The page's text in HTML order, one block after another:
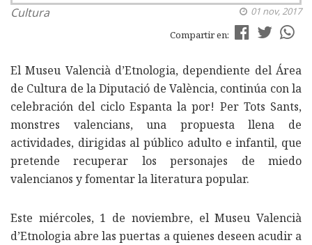
Cultura
01 nov, 2017
Compartir en:
El Museu Valencià d’Etnologia, dependiente del Área
de Cultura de la Diputació de València, continúa con la
celebración del ciclo Espanta la por! Per Tots Sants,
monstres valencians, una propuesta llena de
actividades, dirigidas al público adulto e infantil, que
pretende recuperar los personajes de miedo
valencianos y fomentar la literatura popular.
Este miércoles, 1 de noviembre, el Museu Valencià
d’Etnologia abre las puertas a quienes deseen acudir a